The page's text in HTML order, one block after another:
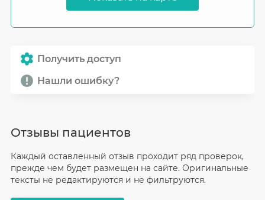
Получить доступ
Нашли ошибку?
Отзывы пациентов
Каждый оставленный отзыв проходит ряд проверок,
прежде чем будет размещен на сайте. Оригинальные
тексты не редактируются и не фильтруются.